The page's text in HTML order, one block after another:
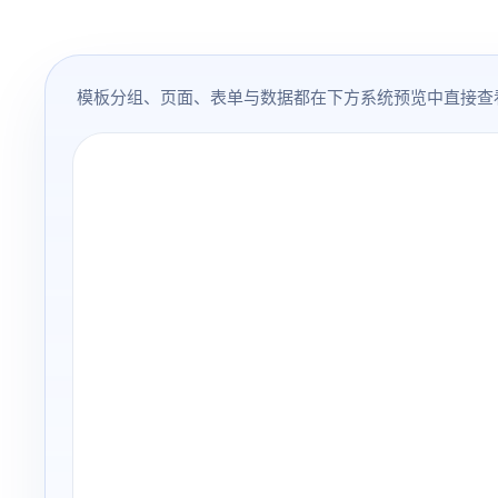
模板分组、页面、表单与数据都在下方系统预览中直接查